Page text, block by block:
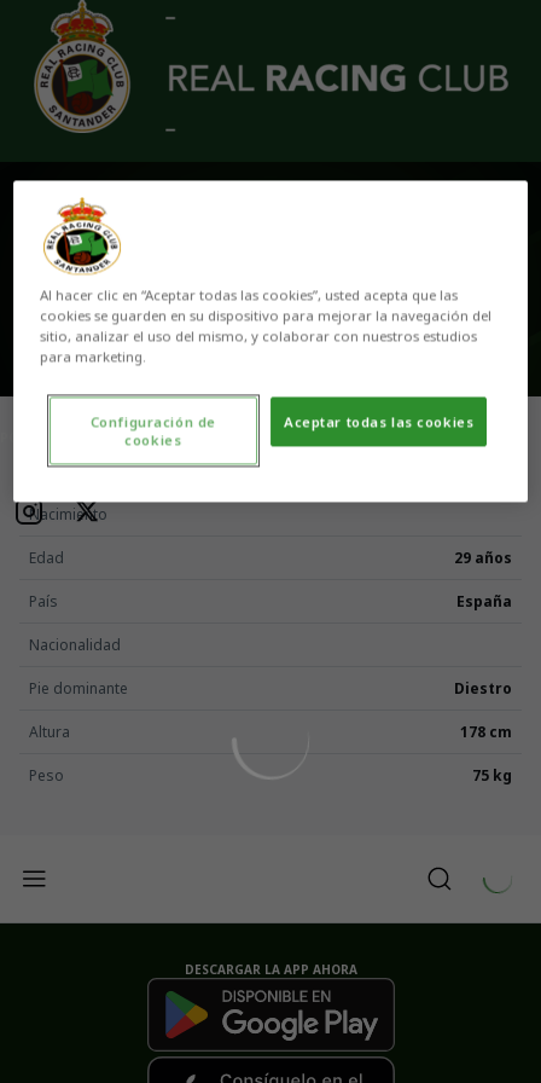
DEFENSA
Nacimiento
Edad 29 años
País España
Nacionalidad
Pie dominante Diestro
Altura 178 cm
Peso 75 kg
DESCARGAR LA APP AHORA
Al hacer clic en “Aceptar todas las cookies”, usted acepta que las
cookies se guarden en su dispositivo para mejorar la navegación del
sitio, analizar el uso del mismo, y colaborar con nuestros estudios
para marketing.
Aceptar todas las cookies
Configuración de
cookies